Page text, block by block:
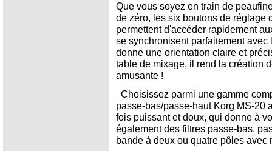
Que vous soyez en train de
de zéro, les six boutons de réglage
permettent d'accéder rapidement
se synchronisent parfaitement
donne une orientation claire et
table de mixage, il rend la création
amusante !
Choisissez parmi une gamme
passe-bas/passe-haut Korg MS-20
fois puissant et doux, qui donne à
également des filtres passe-bas,
bande à deux ou quatre pôles avec